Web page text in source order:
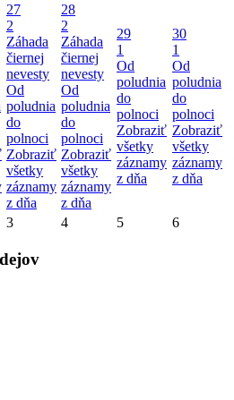
27
2
Záhada
čiernej
nevesty
Od
poludnia
do
polnoci
Zobraziť
všetky
záznamy
z dňa
28
2
Záhada
čiernej
nevesty
Od
poludnia
do
polnoci
Zobraziť
všetky
záznamy
z dňa
29
1
Od
poludnia
do
polnoci
Zobraziť
všetky
záznamy
z dňa
30
1
Od
poludnia
do
polnoci
Zobraziť
všetky
záznamy
z dňa
3 4 5 6